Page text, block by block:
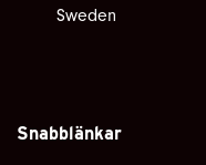
Sweden
Snabblänkar